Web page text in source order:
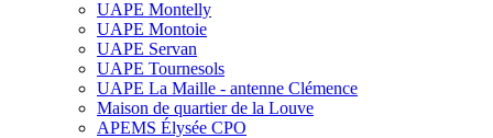
UAPE Montelly
UAPE Montoie
UAPE Servan
UAPE Tournesols
UAPE La Maille - antenne Clémence
Maison de quartier de la Louve
APEMS Élysée CPO